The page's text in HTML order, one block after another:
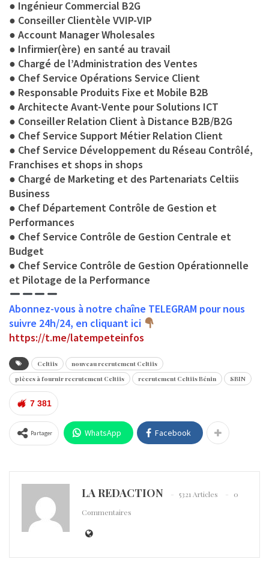
● Ingénieur Commercial B2G
● Conseiller Clientèle VVIP-VIP
● Account Manager Wholesales
● Infirmier(ère) en santé au travail
● Chargé de l’Administration des Ventes
● Chef Service Opérations Service Client
● Responsable Produits Fixe et Mobile B2B
● Architecte Avant-Vente pour Solutions ICT
● Conseiller Relation Client à Distance B2B/B2G
● Chef Service Support Métier Relation Client
● Chef Service Développement du Réseau Contrôlé,
Franchises et shops in shops
● Chargé de Marketing et des Partenariats Celtiis
Business
● Chef Département Contrôle de Gestion et
Performances
● Chef Service Contrôle de Gestion Centrale et
Budget
● Chef Service Contrôle de Gestion Opérationnelle
et Pilotage de la Performance
Abonnez-vous à notre chaîne TELEGRAM pour nous
suivre 24h/24, en cliquant ici
https://t.me/latempeteinfos
Celtiis
nouveau recrutement Celtiis
pièces à fournir recrutement Celtiis
recrutement Celtiis Bénin SBIN
7 381
Partager WhatsApp Facebook
LA REDACTION 5321 Articles
0
Commentaires